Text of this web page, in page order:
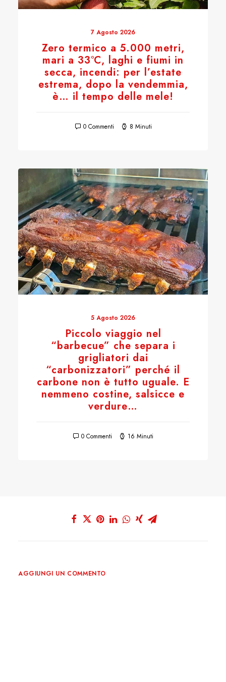
7 Agosto 2026
Zero termico a 5.000 metri,
mari a 33°C, laghi e fiumi in
secca, incendi: per l’estate
estrema, dopo la vendemmia,
è… il tempo delle mele!
0 Commenti 8 Minuti
5 Agosto 2026
Piccolo viaggio nel
“barbecue” che separa i
grigliatori dai
“carbonizzatori” perché il
carbone non è tutto uguale. E
nemmeno costine, salsicce e
verdure…
0 Commenti 16 Minuti
AGGIUNGI UN COMMENTO